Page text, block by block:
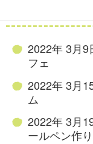
2022年 3月9
フェ
2022年 3月
ム
2022年 3月
ールペン作り